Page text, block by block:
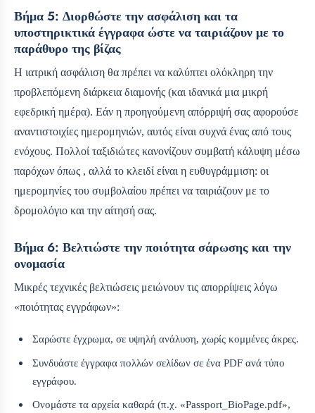
Βήμα 5: Διορθώστε την ασφάλιση και τα
υποστηρικτικά έγγραφα ώστε να ταιριάζουν με το
παράθυρο της βίζας
Η ιατρική ασφάλιση θα πρέπει να καλύπτει ολόκληρη την
προβλεπόμενη διάρκεια διαμονής (και ιδανικά μια μικρή
εφεδρική ημέρα). Εάν η προηγούμενη απόρριψή σας αφορούσε
αναντιστοιχίες ημερομηνιών, αυτός είναι συχνά ένας από τους
ενόχους. Πολλοί ταξιδιώτες κανονίζουν συμβατή κάλυψη μέσω
παρόχων όπως , αλλά το κλειδί είναι η ευθυγράμμιση: οι
ημερομηνίες του συμβολαίου πρέπει να ταιριάζουν με το
δρομολόγιο και την αίτησή σας.
Βήμα 6: Βελτιώστε την ποιότητα σάρωσης και την
ονομασία
Μικρές τεχνικές βελτιώσεις μειώνουν τις απορρίψεις λόγω
«ποιότητας εγγράφων»:
Σαρώστε έγχρωμα, σε υψηλή ανάλυση, χωρίς κομμένες άκρες.
Συνδυάστε έγγραφα πολλών σελίδων σε ένα PDF ανά τύπο
εγγράφου.
Ονομάστε τα αρχεία καθαρά (π.χ. «Passport_BioPage.pdf»,